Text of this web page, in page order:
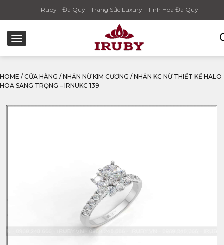
IRuby - Đá Quý - Trang Sức Luxury - Tinh Hoa Đá Quý
HOME / CỬA HÀNG / NHẪN NỮ KIM CƯƠNG / NHẪN KC NỮ THIẾT KẾ HALO
HOA SANG TRỌNG – IRNUKC 139